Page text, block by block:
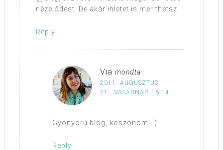
nézelődést. De akár ihletet is merithetsz.
Reply
Via mondta
2011. AUGUSZTUS
21., VASÁRNAP, 16:14
Gyönyörű blog, köszönöm! :)
Reply